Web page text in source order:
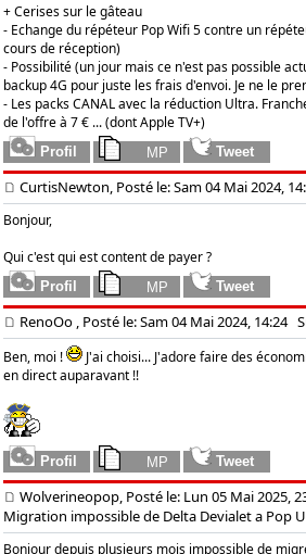
+ Cerises sur le gâteau
- Echange du répéteur Pop Wifi 5 contre un
cours de réception)
- Possibilité (un jour mais ce n'est pas possible
backup 4G pour juste les frais d'envoi. Je ne le
- Les packs CANAL avec la réduction Ultra.
de l'offre à 7 € ... (dont Apple TV+)
CurtisNewton, Posté le: Sam 04 Mai 2024,
Bonjour,
Qui c'est qui est content de payer ?
RenoOo , Posté le: Sam 04 Mai 2024, 14:24
Ben, moi !
J'ai choisi... J'adore faire des
en direct auparavant !!
Wolverineopop, Posté le: Lun 05 Mai 2025,
Migration impossible de Delta Devialet a Pop
Bonjour depuis plusieurs mois impossible de